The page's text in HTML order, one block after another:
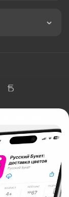
в Москве
«Технология»